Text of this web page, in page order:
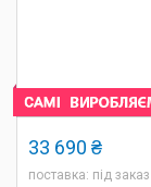
33 690 ₴
поставка: під заказ